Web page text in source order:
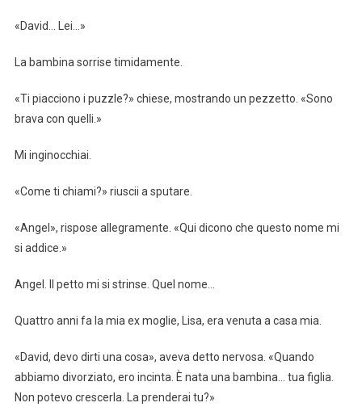
«David… Lei…»
La bambina sorrise timidamente.
«Ti piacciono i puzzle?» chiese, mostrando un pezzetto. «Sono
brava con quelli.»
Mi inginocchiai.
«Come ti chiami?» riuscii a sputare.
«Angel», rispose allegramente. «Qui dicono che questo nome mi
si addice.»
Angel. Il petto mi si strinse. Quel nome…
Quattro anni fa la mia ex moglie, Lisa, era venuta a casa mia.
«David, devo dirti una cosa», aveva detto nervosa. «Quando
abbiamo divorziato, ero incinta. È nata una bambina… tua figlia.
Non potevo crescerla. La prenderai tu?»